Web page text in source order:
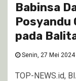
Babinsa
Posyandu
pada
Senin, 27 Mei 2024
TOP-NEWS.id,